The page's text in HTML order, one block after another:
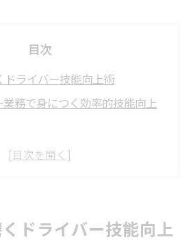
目次
ドライバー技能向上術
業務で身につく効率的技能向上
で活かせる実践的ドライバー技
して成長する日常業務の工夫
ドライバー技能向上